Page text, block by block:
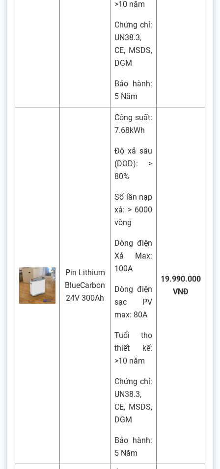
>10 năm
Chứng chỉ:
UN38.3,
CE, MSDS,
DGM
Bảo hành:
5 Năm
Pin Lithium
BlueCarbon
24V 300Ah
Công suất:
7.68kWh
Độ xả sâu
(DOD): >
80%
Số lần nạp
xả: > 6000
vòng
Dòng điện
Xả Max:
100A
Dòng điện
sạc PV
max: 80A
Tuổi thọ
thiết kế:
>10 năm
Chứng chỉ:
UN38.3,
CE, MSDS,
DGM
Bảo hành:
5 Năm
19.990.000
VNĐ